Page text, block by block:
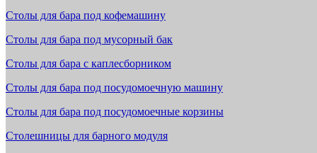
Столы для бара под кофемашину
Столы для бара под мусорный бак
Столы для бара с каплесборником
Столы для бара под посудомоечную машину
Столы для бара под посудомоечные корзины
Столешницы для барного модуля